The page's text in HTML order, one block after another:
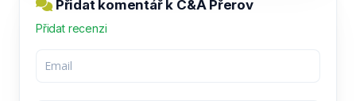
Přidat komentář k C&A Přerov
Přidat recenzi